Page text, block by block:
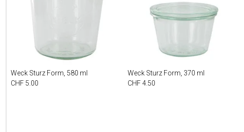
Weck Sturz Form, 580 ml
CHF 5.00
Weck Sturz Form, 370 ml
CHF 4.50